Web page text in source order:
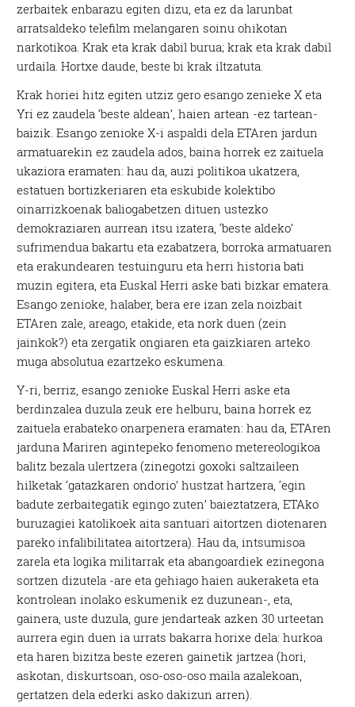
zerbaitek enbarazu egiten dizu, eta ez da larunbat
arratsaldeko telefilm melangaren soinu ohikotan
narkotikoa. Krak eta krak dabil burua; krak eta krak dabil
urdaila. Hortxe daude, beste bi krak iltzatuta.
Krak horiei hitz egiten utziz gero esango zenieke X eta
Yri ez zaudela ‘beste aldean’, haien artean -ez tartean-
baizik. Esango zenioke X-i aspaldi dela ETAren jardun
armatuarekin ez zaudela ados, baina horrek ez zaituela
ukaziora eramaten: hau da, auzi politikoa ukatzera,
estatuen bortizkeriaren eta eskubide kolektibo
oinarrizkoenak baliogabetzen dituen ustezko
demokraziaren aurrean itsu izatera, ‘beste aldeko’
sufrimendua bakartu eta ezabatzera, borroka armatuaren
eta erakundearen testuinguru eta herri historia bati
muzin egitera, eta Euskal Herri aske bati bizkar ematera.
Esango zenioke, halaber, bera ere izan zela noizbait
ETAren zale, areago, etakide, eta nork duen (zein
jainkok?) eta zergatik ongiaren eta gaizkiaren arteko
muga absolutua ezartzeko eskumena.
Y-ri, berriz, esango zenioke Euskal Herri aske eta
berdinzalea duzula zeuk ere helburu, baina horrek ez
zaituela erabateko onarpenera eramaten: hau da, ETAren
jarduna Mariren agintepeko fenomeno metereologikoa
balitz bezala ulertzera (zinegotzi goxoki saltzaileen
hilketak ‘gatazkaren ondorio’ hustzat hartzera, ‘egin
badute zerbaitegatik egingo zuten’ baieztatzera, ETAko
buruzagiei katolikoek aita santuari aitortzen diotenaren
pareko infalibilitatea aitortzera). Hau da, intsumisoa
zarela eta logika militarrak eta abangoardiek ezinegona
sortzen dizutela -are eta gehiago haien aukeraketa eta
kontrolean inolako eskumenik ez duzunean-, eta,
gainera, uste duzula, gure jendarteak azken 30 urteetan
aurrera egin duen ia urrats bakarra horixe dela: hurkoa
eta haren bizitza beste ezeren gainetik jartzea (hori,
askotan, diskurtsoan, oso-oso-oso maila azalekoan,
gertatzen dela ederki asko dakizun arren).